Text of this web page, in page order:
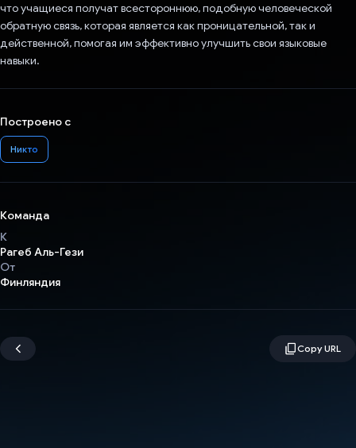
что учащиеся получат всестороннюю, подобную человеческой
обратную связь, которая является как проницательной, так и
действенной, помогая им эффективно улучшить свои языковые
навыки.
Построено с
Никто
Команда
К
Рагеб Аль-Гези
От
Финляндия